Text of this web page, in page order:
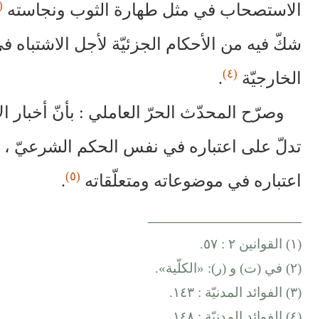
الاستصحاب في مثل طهارة الثوب ونجاسته
شكّ فيه من الأحكام الجزئيّة لأجل الاشتباه
الخارجيّة (٤)
.
وصرّح المحدّث الحرّ العاملي : بأنّ أخبار
تدلّ على اعتباره في نفس الحكم الشرعيّ ،
اعتباره في موضوعاته ومتعلّقاته (٥)
.
(١) القوانين ٢ : ٥٧.
(٢) في (ت) و (ر): «الكلّية».
(٣) الفوائد المدنيّة : ١٤٣.